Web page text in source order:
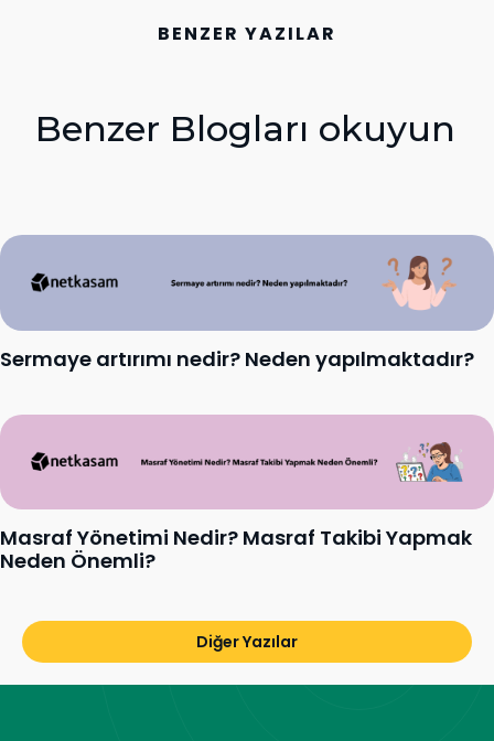
BENZER YAZILAR
Benzer Blogları okuyun
Sermaye artırımı nedir? Neden yapılmaktadır?
Masraf Yönetimi Nedir? Masraf Takibi Yapmak
Neden Önemli?
Diğer Yazılar